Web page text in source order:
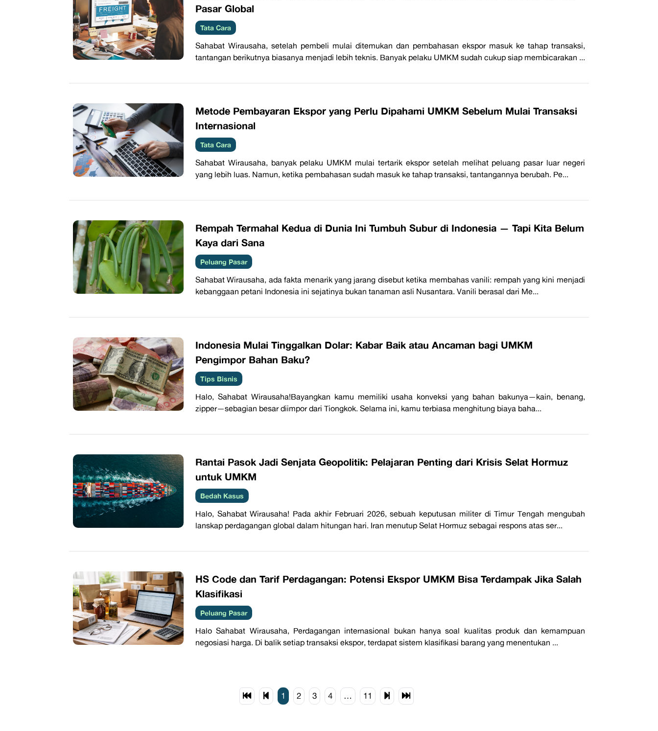
Pasar Global
Tata Cara
Sahabat Wirausaha, setelah pembeli mulai ditemukan dan pembahasan ekspor masuk ke tahap transaksi,
tantangan berikutnya biasanya menjadi lebih teknis. Banyak pelaku UMKM sudah cukup siap membicarakan ...
Metode Pembayaran Ekspor yang Perlu Dipahami UMKM Sebelum Mulai Transaksi
Internasional
Tata Cara
Sahabat Wirausaha, banyak pelaku UMKM mulai tertarik ekspor setelah melihat peluang pasar luar negeri
yang lebih luas. Namun, ketika pembahasan sudah masuk ke tahap transaksi, tantangannya berubah. Pe...
Rempah Termahal Kedua di Dunia Ini Tumbuh Subur di Indonesia — Tapi Kita Belum
Kaya dari Sana
Peluang Pasar
Sahabat Wirausaha, ada fakta menarik yang jarang disebut ketika membahas vanili: rempah yang kini menjadi
kebanggaan petani Indonesia ini sejatinya bukan tanaman asli Nusantara. Vanili berasal dari Me...
Indonesia Mulai Tinggalkan Dolar: Kabar Baik atau Ancaman bagi UMKM
Pengimpor Bahan Baku?
Tips Bisnis
Halo, Sahabat Wirausaha!Bayangkan kamu memiliki usaha konveksi yang bahan bakunya—kain, benang,
zipper—sebagian besar diimpor dari Tiongkok. Selama ini, kamu terbiasa menghitung biaya baha...
Rantai Pasok Jadi Senjata Geopolitik: Pelajaran Penting dari Krisis Selat Hormuz
untuk UMKM
Bedah Kasus
Halo, Sahabat Wirausaha! Pada akhir Februari 2026, sebuah keputusan militer di Timur Tengah mengubah
lanskap perdagangan global dalam hitungan hari. Iran menutup Selat Hormuz sebagai respons atas ser...
HS Code dan Tarif Perdagangan: Potensi Ekspor UMKM Bisa Terdampak Jika Salah
Klasifikasi
Peluang Pasar
Halo Sahabat Wirausaha, Perdagangan internasional bukan hanya soal kualitas produk dan kemampuan
negosiasi harga. Di balik setiap transaksi ekspor, terdapat sistem klasifikasi barang yang menentukan ...
1 2 3 4 … 11